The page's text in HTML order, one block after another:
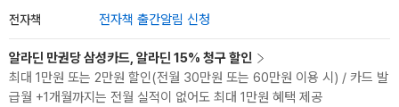
전자책 전자책 출간알림 신청
알라딘 만권당 삼성카드, 알라딘 15% 청구 할인
최대 1만원 또는 2만원 할인(전월 30만원 또는 60만원 이용 시) / 카드 발
급월 +1개월까지는 전월 실적이 없어도 최대 1만원 혜택 제공